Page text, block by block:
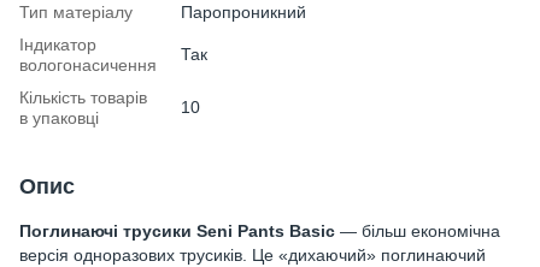
Тип матеріалу
Паропроникний
Індикатор
вологонасичення
Так
Кількість товарів
в упаковці
10
Опис
Поглинаючі трусики Seni Pants Basic — більш економічна
версія одноразових трусиків. Це «дихаючий» поглинаючий